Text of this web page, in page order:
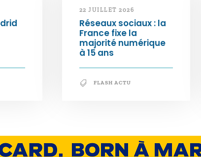
22 JUILLET 2026
Réseaux sociaux : la
France fixe la
majorité numérique
à 15 ans
FLASH ACTU